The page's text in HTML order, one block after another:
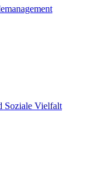
Soziale Vielfalt